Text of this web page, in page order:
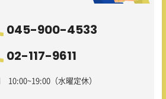
045-900-4533
02-117-9611
10:00~19:00（水曜定休）